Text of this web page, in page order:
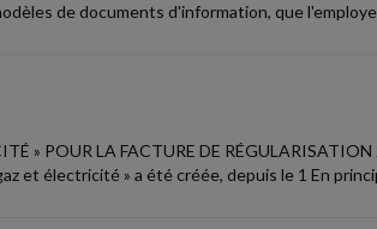
de documents d'information, que
» POUR LA FACTURE DE RÉGULARISATION
et électricité » a été créée, depuis le 1 En